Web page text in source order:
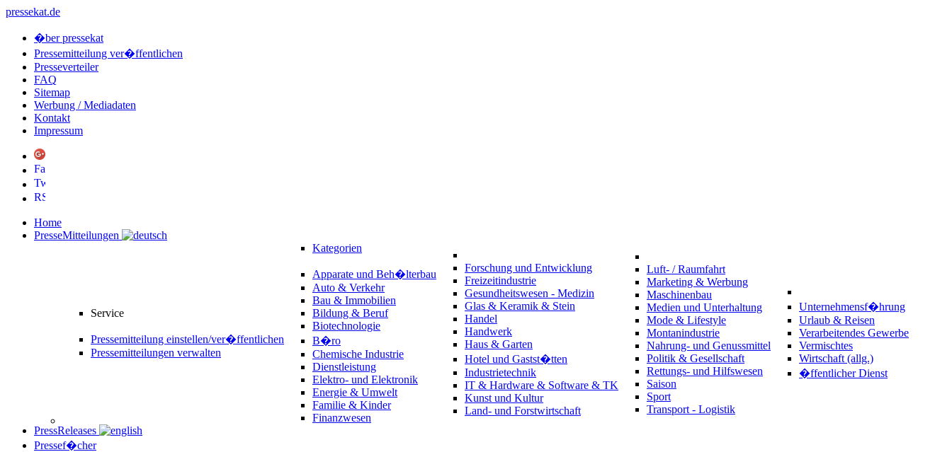
pressekat.de
�ber pressekat
Pressemitteilung ver�ffentlichen
Presseverteiler
FAQ
Sitemap
Werbung / Mediadaten
Kontakt
Impressum
Home
PresseMitteilungen
Service
Pressemitteilung einstellen/ver�ffentlichen
Pressemitteilungen verwalten
Kategorien
Apparate und Beh�lterbau
Auto & Verkehr
Bau & Immobilien
Bildung & Beruf
Biotechnologie
B�ro
Chemische Industrie
Dienstleistung
Elektro- und Elektronik
Energie & Umwelt
Familie & Kinder
Finanzwesen
Forschung und Entwicklung
Freizeitindustrie
Gesundheitswesen - Medizin
Glas & Keramik & Stein
Handel
Handwerk
Haus & Garten
Hotel und Gastst�tten
Industrietechnik
IT & Hardware & Software & TK
Kunst und Kultur
Land- und Forstwirtschaft
Luft- / Raumfahrt
Marketing & Werbung
Maschinenbau
Medien und Unterhaltung
Mode & Lifestyle
Montanindustrie
Nahrung- und Genussmittel
Politik & Gesellschaft
Rettungs- und Hilfswesen
Saison
Sport
Transport - Logistik
Unternehmensf�hrung
Urlaub & Reisen
Verarbeitendes Gewerbe
Vermischtes
Wirtschaft (allg.)
�ffentlicher Dienst
PressReleases
Pressef�cher